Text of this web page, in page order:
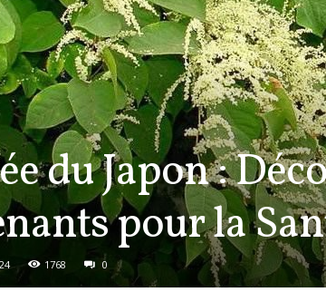
du Japon :
pour la
1768 0